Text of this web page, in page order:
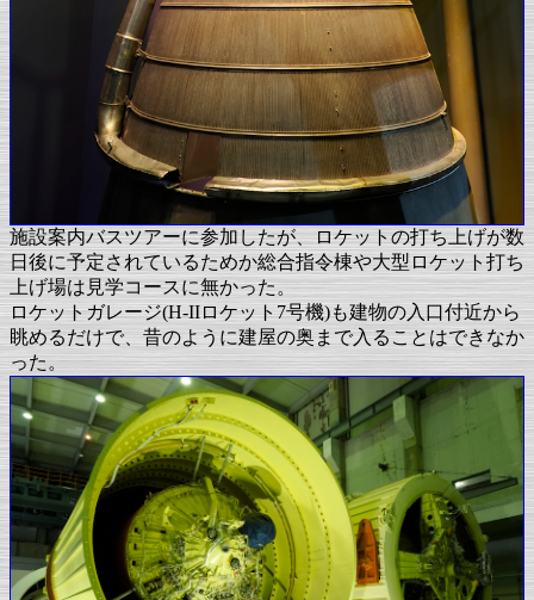
施設案内バスツアーに参加したが、ロケットの打ち上げが数
日後に予定されているためか総合指令棟や大型ロケット打ち
上げ場は見学コースに無かった。
ロケットガレージ(H-IIロケット7号機)も建物の入口付近から
眺めるだけで、昔のように建屋の奥まで入ることはできなか
った。